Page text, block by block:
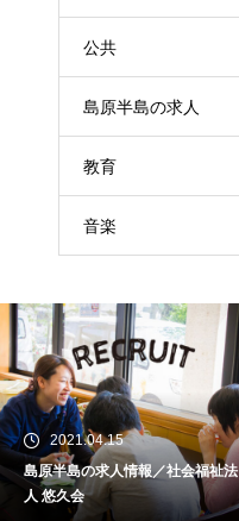
公共
島原半島の求人
教育
音楽
2021.04.15
島原半島の求人情報／社会福祉法
人 悠久会